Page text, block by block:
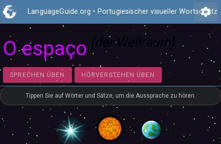
LanguageGuide.org • Portugiesischer visueller Wortschatz
settings
O espaço (der Weltraum)
SPRECHEN ÜBEN HÖRVERSTEHEN ÜBEN
Tippen Sie auf Wörter und Sätze, um die Aussprache zu hören.